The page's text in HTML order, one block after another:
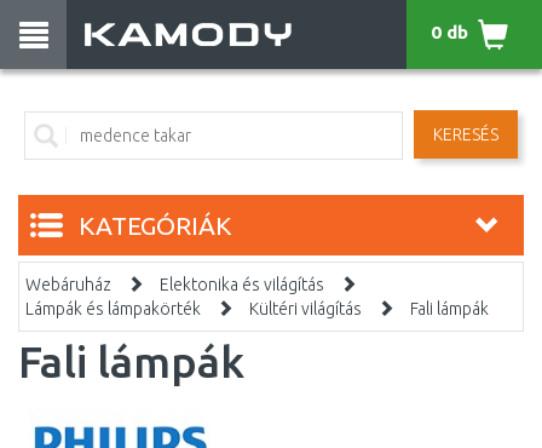
KERESÉS
0 db
KATEGÓRIÁK
Webáruház
Elektonika és világítás
Lámpák és lámpakörték
Kültéri világítás Fali lámpák
Fali lámpák